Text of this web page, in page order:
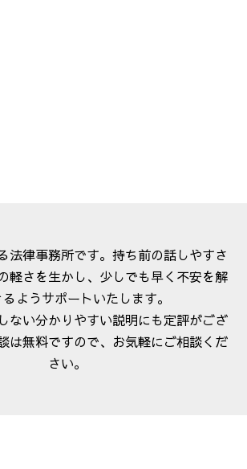
法律事務所です。持ち前の話しやすさ
軽さを生かし、少しでも早く不安を解
ようサポートいたします。
ない分かりやすい説明にも定評がござ
は無料ですので、お気軽にご相談くだ
さい。